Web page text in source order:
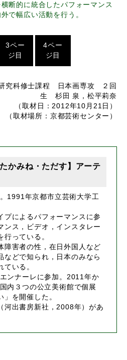
断的に統合したパフォーマンス
で幅広い活動を行う。
3ペー
ジ目
4ペー
ジ目
究科修士課程 日本画専攻 ２回
生 杉田 泉，松平莉奈
（取材日：2012年10月21日）
（取材場所：京都芸術センター）
かみね・ただす】アーテ
1991年京都市立芸術大学工
プによるパフォーマンスに参
ンス，ビデオ，インスタレー
行っている。
障害者の性，在日外国人など
などで知られ，日本のみなら
いる。
ンナーレに参加。2011年か
内３つの公立美術館で個展
」を開催した。
河出書房新社，2008年）があ